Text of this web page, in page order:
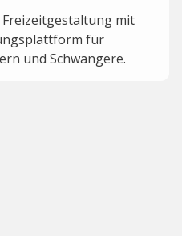
mit
für
und Schwangere.